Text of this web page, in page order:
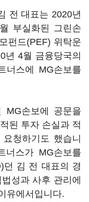
전 대표는 2020년
부실화된 그린손
펀드(PEF) 위탁운
년 4월 금융당국의
너스에 MG손보를
MG손보에 공문을
된 투자 손실과 적
청하기도 했습니
너스가 MG손보를
던 김 전 대표의 경
성과 사후 관리에
유에서입니다.